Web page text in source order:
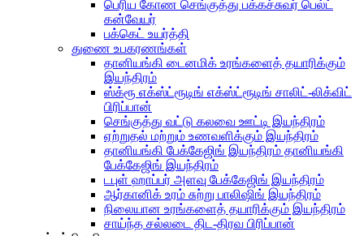
பெரிய கோண செங்குத்து பக்கச்சுவர் பெல்ட்
கன்வேயர்
பக்கெட் உயர்த்தி
துணை உபகரணங்கள்
தானியங்கி டைனமிக் உரங்களைத் தயாரிக்கும்
இயந்திரம்
ஸ்க்ரூ எக்ஸ்ட்ரூடிங் எக்ஸ்ட்ரூடிங் சாலிட்-லிக்விட்
பிரிப்பான்
செங்குத்து வட்டு கலவை ஊட்டி இயந்திரம்
ஏற்றுதல் மற்றும் உணவளிக்கும் இயந்திரம்
தானியங்கி பேக்கேஜிங் இயந்திரம் தானியங்கி
பேக்கேஜிங் இயந்திரம்
டபுள் ஹாப்பர் அளவு பேக்கேஜிங் இயந்திரம்
ஆர்கானிக் உரம் சுற்று பாலிஷிங் இயந்திரம்
நிலையான உரங்களைத் தயாரிக்கும் இயந்திரம்
சாய்ந்த சல்லடை திட-திரவ பிரிப்பான்